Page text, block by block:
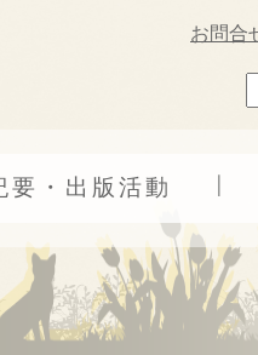
お問合
要・出版活動